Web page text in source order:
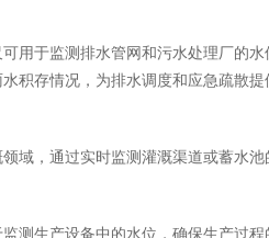
用于监测排水管网和污水处理厂的
积存情况，为排水调度和应急疏散提
域，通过实时监测灌溉渠道或蓄水
测生产设备中的水位，确保生产过程